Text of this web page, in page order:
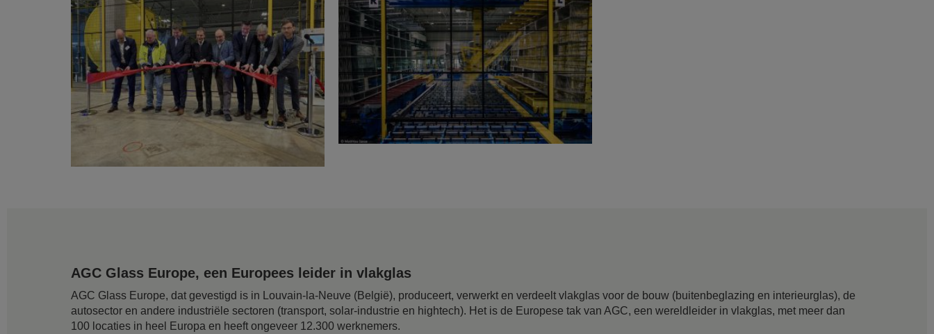
AGC Glass Europe, een Europees leider in vlakglas
AGC Glass Europe, dat gevestigd is in Louvain-la-Neuve (België), produceert, verwerkt en verdeelt vlakglas voor de bouw (buitenbeglazing en interieurglas), de
autosector en andere industriële sectoren (transport, solar-industrie en hightech). Het is de Europese tak van AGC, een wereldleider in vlakglas, met meer dan
100 locaties in heel Europa en heeft ongeveer 12.300 werknemers.